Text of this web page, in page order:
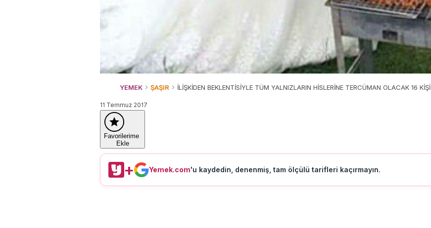
YEMEK ŞAŞIR İLİŞKİDEN BEKLENTİSİYLE TÜM YALNIZLARIN HİSLERİNE TERCÜMAN OLACAK 16 KİŞİ
11 Temmuz 2017
Favorilerime
Ekle
+ Yemek.com'u kaydedin, denenmiş, tam ölçülü tarifleri kaçırmayın.